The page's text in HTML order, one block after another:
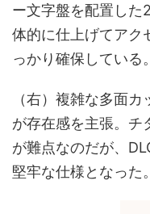
ー文字盤を配置した
体的に仕上げてアク
っかり確保している。
（右）複雑な多面
が存在感を主張。チ
が難点なのだが、
堅牢な仕様となった。